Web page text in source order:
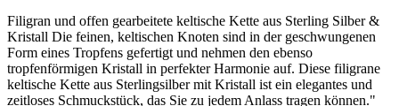
Filigran und offen gearbeitete keltische Kette aus Sterling Silber &
Kristall Die feinen, keltischen Knoten sind in der geschwungenen
Form eines Tropfens gefertigt und nehmen den ebenso
tropfenförmigen Kristall in perfekter Harmonie auf. Diese filigrane
keltische Kette aus Sterlingsilber mit Kristall ist ein elegantes und
zeitloses Schmuckstück, das Sie zu jedem Anlass tragen können."